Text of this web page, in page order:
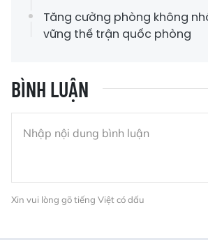
Tăng cường phòng không
vững thế trận quốc phòng
BÌNH LUẬN
Xin vui lòng gõ tiếng Việt có dấu